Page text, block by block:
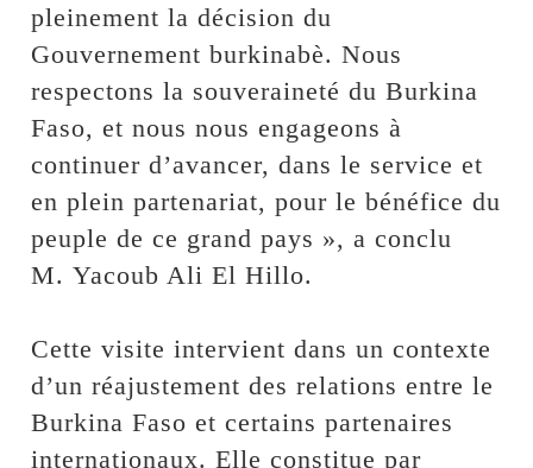
pleinement la décision du
Gouvernement burkinabè. Nous
respectons la souveraineté du Burkina
Faso, et nous nous engageons à
continuer d’avancer, dans le service et
en plein partenariat, pour le bénéfice du
peuple de ce grand pays », a conclu
M. Yacoub Ali El Hillo.
‎Cette visite intervient dans un contexte
d’un réajustement des relations entre le
Burkina Faso et certains partenaires
internationaux. Elle constitue par